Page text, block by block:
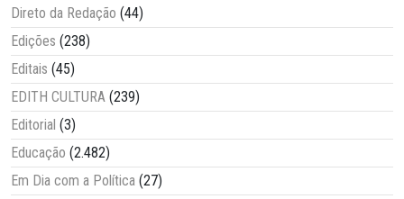
Direto da Redação (44)
Edições (238)
Editais (45)
EDITH CULTURA (239)
Editorial (3)
Educação (2.482)
Em Dia com a Política (27)